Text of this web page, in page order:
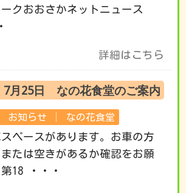
ークおおさかネットニュース
詳細はこちら
月25日 なの花食堂のご案内
お知らせ なの花食堂
ペースがあります。お車の方
たは空きがあるか確認をお願
18 ・・・